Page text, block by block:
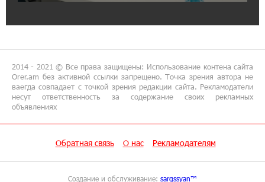
Предателя Пашиняна нужно скинуть с трона.
18:38:14 8-07-2026
Глава МИД Иордании: Подписание мирного
соглашения между Арменией и
2014 - 2021 © Все права защищены: Использование контена сайта
Orer.am без активной ссылки запрещено. Точка зрения автора не
ваегда совпадает с точкой зрения редакции сайта. Рекламодатели
несут ответственность за содержание своих рекламных
объявлениях
Обратная связь О нас Рекламодателям
Создание и обслуживание: sargssyan™